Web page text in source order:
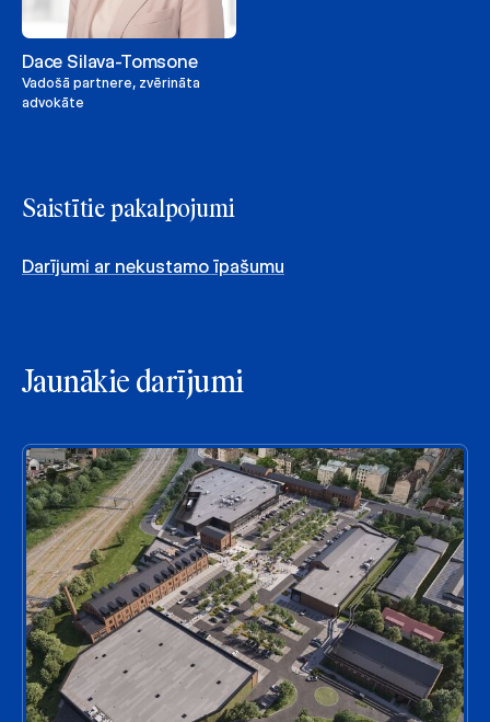
Dace Silava-Tomsone
Vadošā partnere, zvērināta
advokāte
Saistītie pakalpojumi
Darījumi ar nekustamo īpašumu
Jaunākie darījumi